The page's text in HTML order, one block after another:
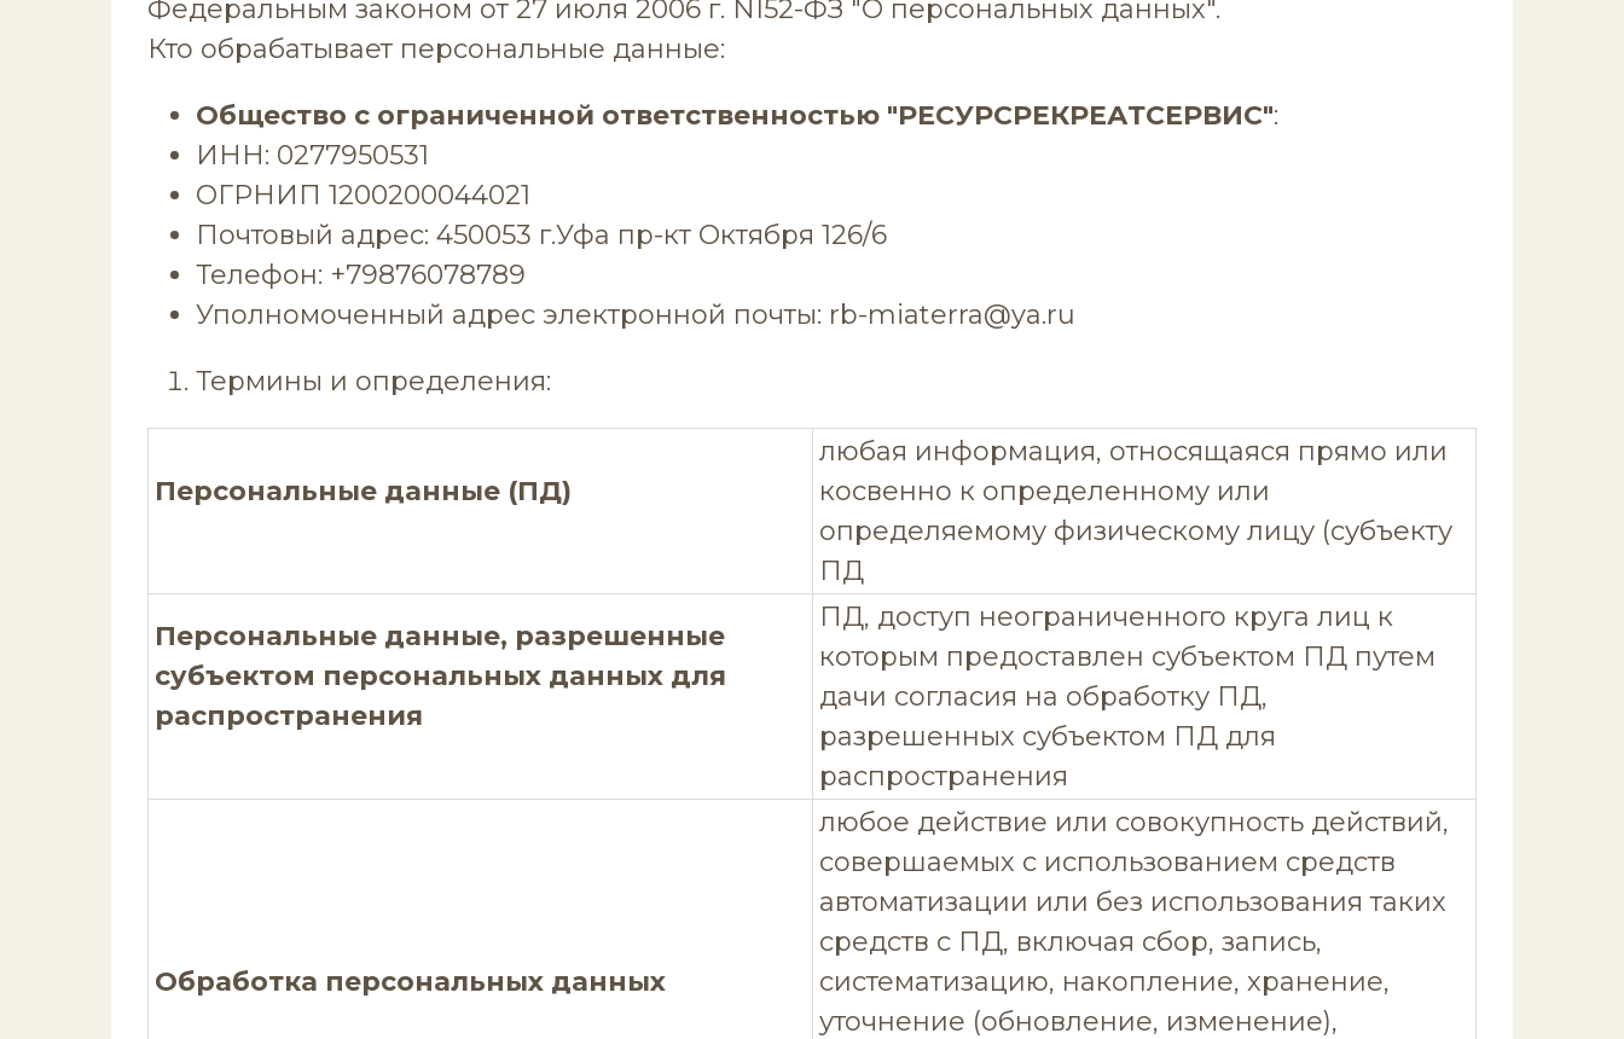
Федеральным законом от 27 июля 2006 г. NІ52-ФЗ "О персональных данных".
Кто обрабатывает персональные данные:
Общество с ограниченной ответственностью "РЕСУРСРЕКРЕАТСЕРВИС":
ИНН: 0277950531
ОГРНИП 1200200044021
Почтовый адреc: 450053 г.Уфа пр-кт Октября 126/6
Телефон: +79876078789
Уполномоченный адрес электронной почты: rb-miaterra@ya.ru
Термины и определения:
Персональные данные (ПД)
любая информация, относящаяся прямо или
косвенно к определенному или
определяемому физическому лицу (субъекту
ПД
Персональные данные, разрешенные
субъектом персональных данных для
распространения
ПД, доступ неограниченного круга лиц к
которым предоставлен субъектом ПД путем
дачи согласия на обработку ПД,
разрешенных субъектом ПД для
распространения
Обработка персональных данных
любое действие или совокупность действий,
совершаемых с использованием средств
автоматизации или без использования таких
средств с ПД, включая сбор, запись,
систематизацию, накопление, хранение,
уточнение (обновление, изменение),